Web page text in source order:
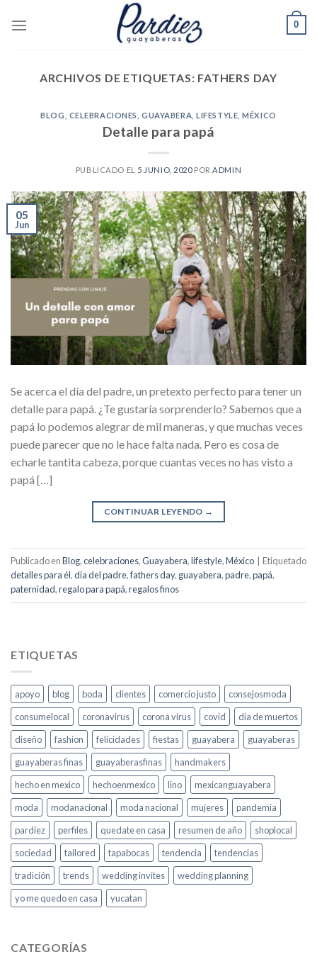
0
ARCHIVOS DE ETIQUETAS: FATHERS DAY
BLOG CELEBRACIONES ,GUAYABERA ,LIFESTYLE ,MÉXICO
Detalle para papá
PUBLICADO EL 5 JUNIO, 2020POR ADMIN
05
Jun
Se acerca el día del padre, un pretexto perfecto para tener un
detalle para papá. ¿Te gustaría sorprenderlo? Sabemos que a
papá lo podemos alegrar de mil maneras, y que muchas veces
puede parecer que no le hace falta nada. Pero es cosa de
echarle tantita cabeza, porque cuantas veces no has visto a
papá […]
CONTINUAR LEYENDO →
Publicado enBlog,celebraciones,Guayabera,lifestyle,México
Etiquetado
detalles para él,dia del padre,fathers day, guayabera,padre,papá,
paternidad,regalo para papá,regalos finos
ETIQUETAS
apoyo blog boda clientes comercio justo
consejosmoda
consumelocal
coronavirus corona virus covid
dia de muertos
diseño
fashion felicidades fiestas guayabera
guayaberas
guayaberas finas
guayaberasfinas
handmakers
hecho en mexico
hechoenmexico lino
mexicanguayabera
moda
modanacional moda nacional mujeres
pandemia
pardiez
perfiles quedate en casa resumen de año
shoplocal
sociedad
tailored tapabocas tendencia
tendencias
tradición
trends wedding invites
wedding planning
yo me quedo en casa
yucatan
CATEGORÍAS